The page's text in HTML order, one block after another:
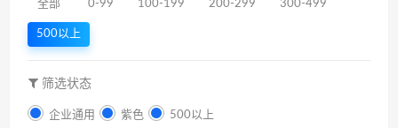
全部 0-99 100-199 200-299 300-499
500以上
筛选状态
企业通用 紫色 500以上